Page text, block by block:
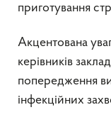
приготування
Акцентована
керівників
попередження
інфекційних